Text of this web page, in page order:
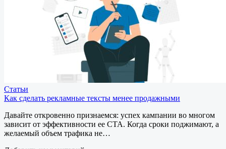
Статьи
Как сделать рекламные тексты менее продажными
Давайте откровенно признаемся: успех кампании во многом
зависит от эффективности ее CTA. Когда сроки поджимают, а
желаемый объем трафика не…